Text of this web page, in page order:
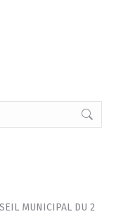
MUNICIPAL DU 2